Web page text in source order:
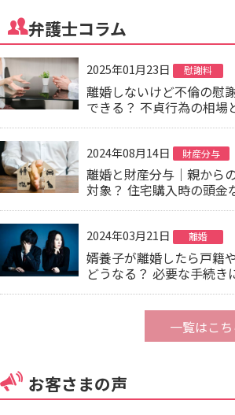
弁護士コラム
2025年01月23日 慰謝料
離婚しないけど不倫の慰
できる？ 不貞行為の相場
2024年08月14日 財産分与
離婚と財産分与｜親から
対象？ 住宅購入時の頭金
2024年03月21日 離婚
婿養子が離婚したら戸籍
どうなる？ 必要な手続き
一覧はこち
お客さまの声